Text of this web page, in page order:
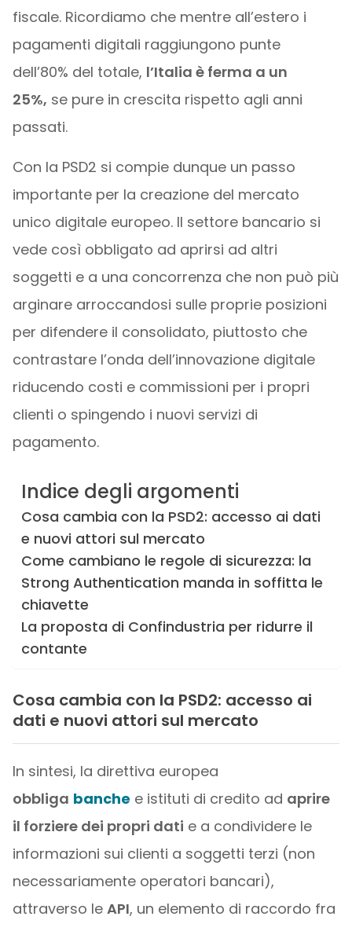
fiscale. Ricordiamo che mentre all’estero i
pagamenti digitali raggiungono punte
dell’80% del totale, l’Italia è ferma a un
25%, se pure in crescita rispetto agli anni
passati.
Con la PSD2 si compie dunque un passo
importante per la creazione del mercato
unico digitale europeo. Il settore bancario si
vede così obbligato ad aprirsi ad altri
soggetti e a una concorrenza che non può più
arginare arroccandosi sulle proprie posizioni
per difendere il consolidato, piuttosto che
contrastare l’onda dell’innovazione digitale
riducendo costi e commissioni per i propri
clienti o spingendo i nuovi servizi di
pagamento.
Indice degli argomenti
Cosa cambia con la PSD2: accesso ai dati
e nuovi attori sul mercato
Come cambiano le regole di sicurezza: la
Strong Authentication manda in soffitta le
chiavette
La proposta di Confindustria per ridurre il
contante
Cosa cambia con la PSD2: accesso ai
dati e nuovi attori sul mercato
In sintesi, la direttiva europea
obbliga banche e istituti di credito ad aprire
il forziere dei propri dati e a condividere le
informazioni sui clienti a soggetti terzi (non
necessariamente operatori bancari),
attraverso le API, un elemento di raccordo fra